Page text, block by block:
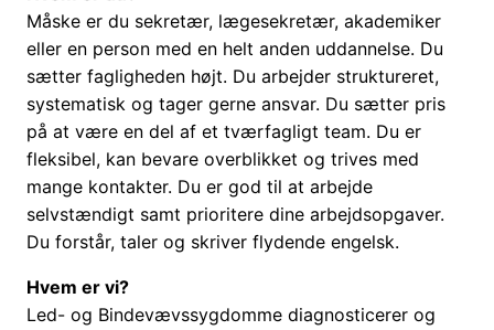
Måske er du sekretær, lægesekretær, akademiker
eller en person med en helt anden uddannelse. Du
sætter fagligheden højt. Du arbejder struktureret,
systematisk og tager gerne ansvar. Du sætter pris
på at være en del af et tværfagligt team. Du er
fleksibel, kan bevare overblikket og trives med
mange kontakter. Du er god til at arbejde
selvstændigt samt prioritere dine arbejdsopgaver.
Du forstår, taler og skriver flydende engelsk.
Hvem er vi?
Led- og Bindevævssygdomme diagnosticerer og